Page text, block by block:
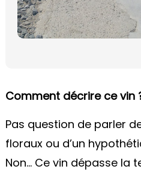
Comment décrire ce vin
Pas question de parler
floraux ou d’un
Non… Ce vin dépasse la